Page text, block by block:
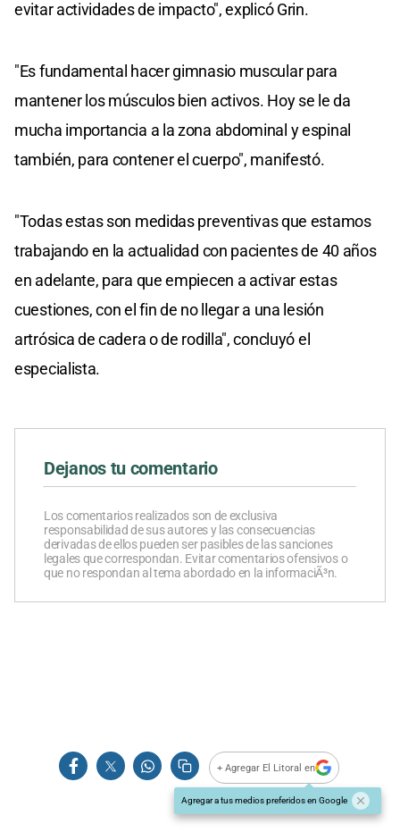
evitar actividades de impacto", explicó Grin.
"Es fundamental hacer gimnasio muscular para
mantener los músculos bien activos. Hoy se le da
mucha importancia a la zona abdominal y espinal
también, para contener el cuerpo", manifestó.
"Todas estas son medidas preventivas que estamos
trabajando en la actualidad con pacientes de 40 años
en adelante, para que empiecen a activar estas
cuestiones, con el fin de no llegar a una lesión
artrósica de cadera o de rodilla", concluyó el
especialista.
Dejanos tu comentario
Los comentarios realizados son de exclusiva
responsabilidad de sus autores y las consecuencias
derivadas de ellos pueden ser pasibles de las sanciones
legales que correspondan. Evitar comentarios ofensivos o
que no respondan al tema abordado en la informaciÃ³n.
+ Agregar El Litoral en
Agregar a tus medios preferidos en Google